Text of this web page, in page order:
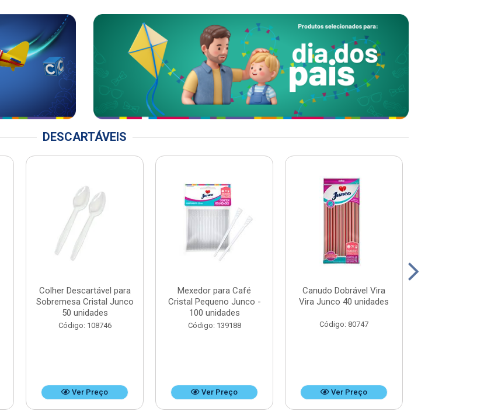
DESCARTÁVEIS
Colher Descartável para
Sobremesa Cristal Junco
50 unidades
Código: 108746
Ver Preço
Mexedor para Café
Cristal Pequeno Junco -
100 unidades
Código: 139188
Ver Preço
Canudo Dobrável Vira
Vira Junco 40 unidades
Código: 80747
Ver Preço